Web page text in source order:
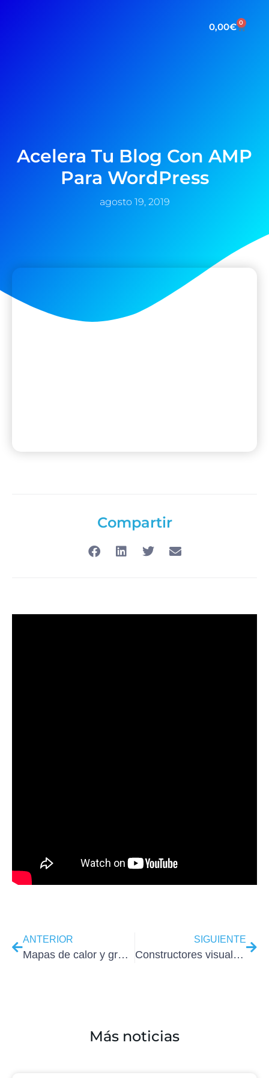
0,00€ 0
Acelera Tu Blog Con AMP
Para WordPress
agosto 19, 2019
Compartir
ANTERIOR
Mapas de calor y grabar las acciones de los usuarios para tu web
SIGUIENTE
Constructores visuales para WordPress 2019
Más noticias